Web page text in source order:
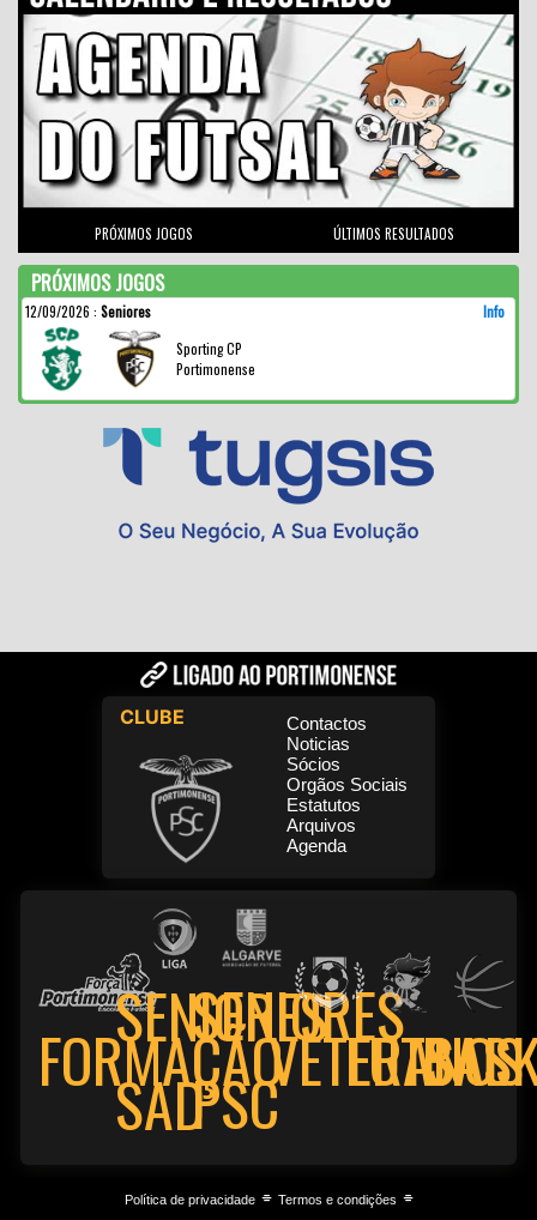
PRÓXIMOS JOGOS ÚLTIMOS RESULTADOS
PRÓXIMOS JOGOS
12/09/2026 : Seniores
Info
Sporting CP
Portimonense
CLUBE
Contactos
Noticias
Sócios
Orgãos Sociais
Estatutos
Arquivos
Agenda
FORMAÇÃO
SENIORES
SAD
SENIORES
PSCVETERANOS
FUTSAL
Política de privacidade⌯ Termos e condições ⌯